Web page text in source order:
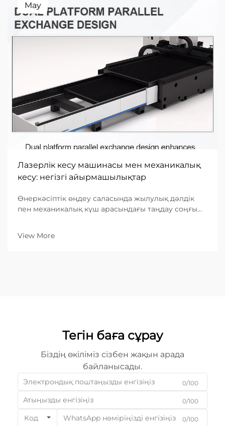
May
Лазерлік кесу машинасы мен механикалық
кесу: негізгі айырмашылықтар
Өнеркәсіптік өңдеу саласында жылулық дәлдік
пен механикалық күш арасындағы таңдау соңғы
кесу — қайшылар, соққыштар сияқты физикалық
View More
Тегін баға сұрау
Біздің өкіліміз сізбен жақын арада
байланысады.
0/100
0/100
Код 0/100